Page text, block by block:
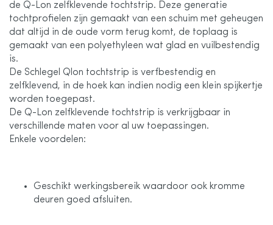
de Q-Lon zelfklevende tochtstrip. Deze generatie
tochtprofielen zijn gemaakt van een schuim met geheugen
dat altijd in de oude vorm terug komt, de toplaag is
gemaakt van een polyethyleen wat glad en vuilbestendig
is.
De Schlegel Qlon tochtstrip is verfbestendig en
zelfklevend, in de hoek kan indien nodig een klein spijkertje
worden toegepast.
De Q-Lon zelfklevende tochtstrip is verkrijgbaar in
verschillende maten voor al uw toepassingen.
Enkele voordelen:
Geschikt werkingsbereik waardoor ook kromme
deuren goed afsluiten.